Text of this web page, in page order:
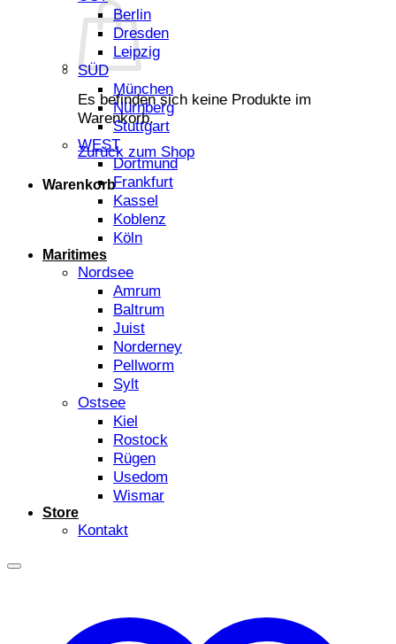
Es befinden sich keine Produkte im
Warenkorb.
Zurück zum Shop
Warenkorb
Berlin
Dresden
Leipzig
SÜD
München
Nürnberg
Stuttgart
WEST
Dortmund
Frankfurt
Kassel
Koblenz
Köln
Maritimes
Nordsee
Amrum
Baltrum
Juist
Norderney
Pellworm
Sylt
Ostsee
Kiel
Rostock
Rügen
Usedom
Wismar
Store
Kontakt